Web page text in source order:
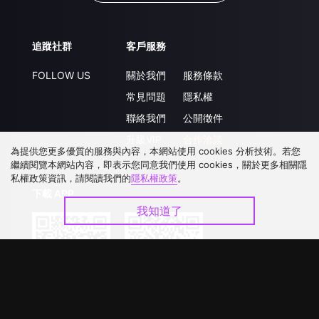
追蹤社群
FOLLOW US
客戶服務
關於我們
常見問題
聯絡我們
服務條款
隱私權
公開徵件
為提供您更多優質的服務與內容，本網站使用 cookies 分析技術。若您
繼續閱覽本網站內容，即表示您同意我們使用 cookies，關於更多相關隱
私權政策資訊，請閱讀我們的隱私權政策。
我知道了